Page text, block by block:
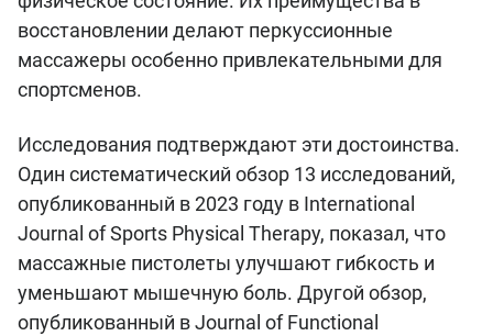
восстановлении делают перкуссионные
массажеры особенно привлекательными для
спортсменов.
Исследования подтверждают эти достоинства.
Один систематический обзор 13 исследований,
опубликованный в 2023 году в International
Journal of Sports Physical Therapy, показал, что
массажные пистолеты улучшают гибкость и
уменьшают мышечную боль. Другой обзор,
опубликованный в Journal of Functional